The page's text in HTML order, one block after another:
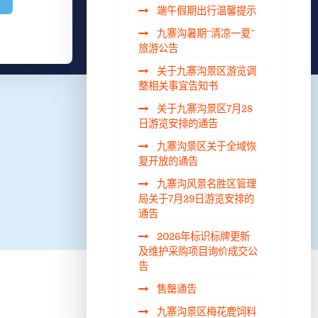
端午假期出行温馨提示
九寨沟暑期“清凉一夏”
旅游公告
关于九寨沟景区游览调
整相关事宜告知书
关于九寨沟景区7月28
日游览安排的通告
九寨沟景区关于全域恢
复开放的通告
九寨沟风景名胜区管理
局关于7月29日游览安排的
通告
2026年标识标牌更新
及维护采购项目询价成交公
告
售罄通告
九寨沟景区梅花鹿饲料